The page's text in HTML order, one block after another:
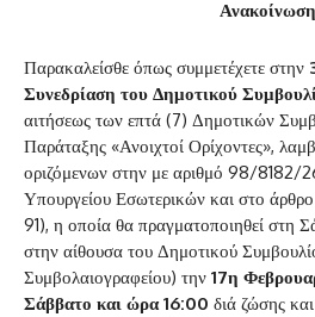
Ανακοίνωση
Παρακαλείσθε όπως συμμετέχετε στην
Συνεδρίαση του Δημοτικού
αιτήσεως των επτά (7) Δημοτικών
Παράταξης «Ανοιχτοί Ορίχοντες»,
οριζόμενων στην με αριθμό 98/8182/
Υπουργείου Εσωτερικών και στο
91), η οποία θα πραγματοποιηθεί στη
στην αίθουσα του Δημοτικού
Συμβολαιογραφείου) την 17η
Σάββατο και ώρα 16:00 διά ζώσης